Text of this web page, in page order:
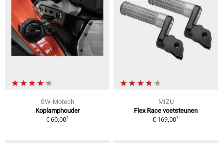
SW-Motech
Koplamphouder
€ 60,001
MIZU
Flex Race voetsteunen
€ 169,001